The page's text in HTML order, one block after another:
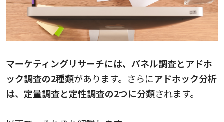
マーケティングリサーチには、パネル調査とアドホ
ック調査の2種類があります。さらにアドホック分析
は、定量調査と定性調査の2つに分類されます。